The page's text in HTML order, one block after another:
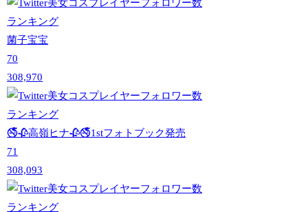
菌子宝宝
70
308,970
🚭🥀高嶺ヒナ🥀🚭1stフォトブック発売
71
308,093